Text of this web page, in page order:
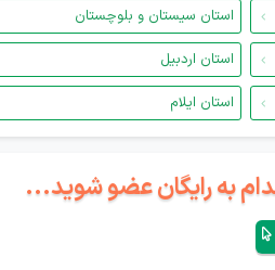
استان سیستان و بلوچستان
استان اردبیل
استان ایلام
به رایگان عضو شوید...